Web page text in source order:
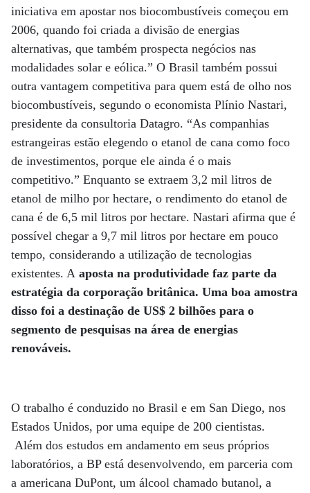
iniciativa em apostar nos biocombustíveis começou em
2006, quando foi criada a divisão de energias
alternativas, que também prospecta negócios nas
modalidades solar e eólica.” O Brasil também possui
outra vantagem competitiva para quem está de olho nos
biocombustíveis, segundo o economista Plínio Nastari,
presidente da consultoria Datagro. “As companhias
estrangeiras estão elegendo o etanol de cana como foco
de investimentos, porque ele ainda é o mais
competitivo.” Enquanto se extraem 3,2 mil litros de
etanol de milho por hectare, o rendimento do etanol de
cana é de 6,5 mil litros por hectare. Nastari afirma que é
possível chegar a 9,7 mil litros por hectare em pouco
tempo, considerando a utilização de tecnologias
existentes. A aposta na produtividade faz parte da
estratégia da corporação britânica. Uma boa amostra
disso foi a destinação de US$ 2 bilhões para o
segmento de pesquisas na área de energias
renováveis.
O trabalho é conduzido no Brasil e em San Diego, nos
Estados Unidos, por uma equipe de 200 cientistas.
Além dos estudos em andamento em seus próprios
laboratórios, a BP está desenvolvendo, em parceria com
a americana DuPont, um álcool chamado butanol, a